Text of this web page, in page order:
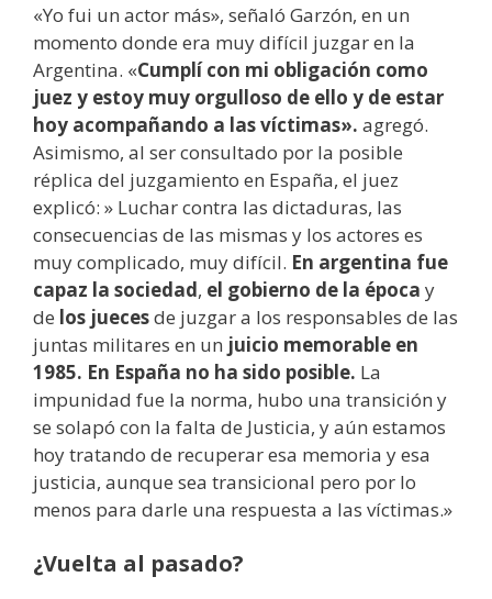
«Yo fui un actor más», señaló Garzón, en un
momento donde era muy difícil juzgar en la
Argentina. «Cumplí con mi obligación como
juez y estoy muy orgulloso de ello y de estar
hoy acompañando a las víctimas». agregó.
Asimismo, al ser consultado por la posible
réplica del juzgamiento en España, el juez
explicó: » Luchar contra las dictaduras, las
consecuencias de las mismas y los actores es
muy complicado, muy difícil. En argentina fue
capaz la sociedad, el gobierno de la época y
de los juecesde juzgar a los responsables de las
juntas militares en un juicio memorable en
1985. En España no ha sido posible. La
impunidad fue la norma, hubo una transición y
se solapó con la falta de Justicia, y aún estamos
hoy tratando de recuperar esa memoria y esa
justicia, aunque sea transicional pero por lo
menos para darle una respuesta a las víctimas.»
¿Vuelta al pasado?